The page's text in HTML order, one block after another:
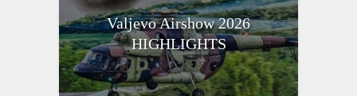
Valjevo Airshow 2026
HIGHLIGHTS